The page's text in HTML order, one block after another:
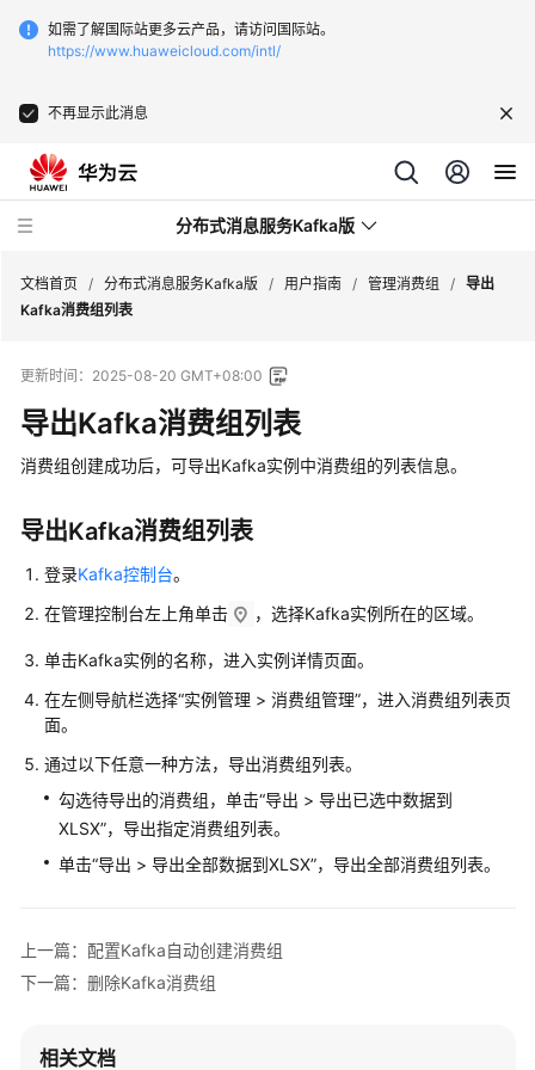
如需了解国际站更多云产品，请访问国际站。
https://www.huaweicloud.com/intl/
不再显示此消息
分布式消息服务Kafka版
新
动
态
务
公
告
产
品
绍
计
明
入
门
户
文档首页 / 分布式消息服务Kafka版 / 用户指南 / 管理消费组 / 导出
Kafka消费组列表
更新时间： 2025-08-20 GMT+08:00
导出Kafka消费组列表
消费组创建成功后，可导出Kafka实例中消费组的列表信息。
导出Kafka消费组列表
登录Kafka控制台。
在管理控制台左上角单击
，选择Kafka实例所在的区域。
单击Kafka实例的名称，进入实例详情页面。
在左侧导航栏选择“实例管理 > 消费组管理”，进入消费组列表页
面。
通过以下任意一种方法，导出消费组列表。
勾选待导出的消费组，单击“导出 > 导出已选中数据到
XLSX”，导出指定消费组列表。
单击“导出 > 导出全部数据到XLSX”，导出全部消费组列表。
上一篇：配置Kafka自动创建消费组
下一篇：删除Kafka消费组
相关文档